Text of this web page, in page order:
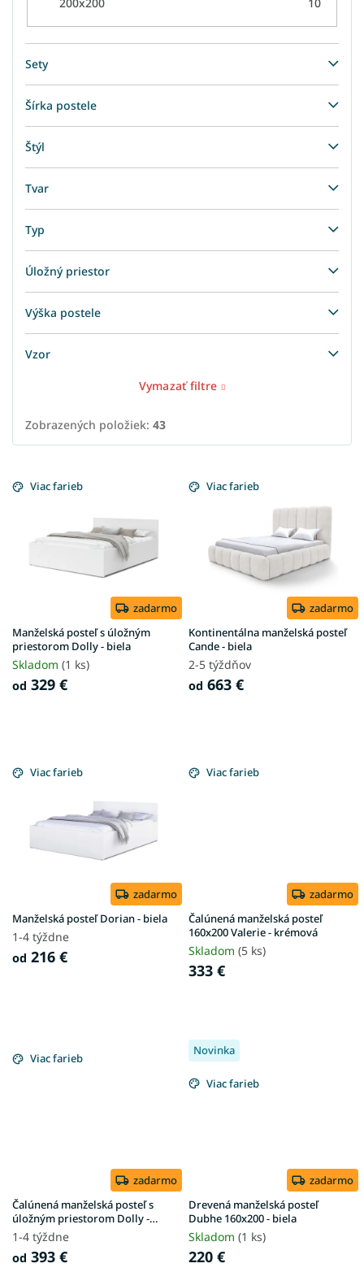
Sety
Šírka postele
Štýl
Tvar
Typ
Úložný priestor
Výška postele
Vzor
Vymazať filtre
Zobrazených položiek: 43
ý
u
k
t
o
Viac farieb
zadarmo
Manželská posteľ s úložným
priestorom Dolly - biela
Skladom (1 ks)
od 329 €
Viac farieb
zadarmo
Kontinentálna manželská posteľ
Cande - biela
2-5 týždňov
od 663 €
Viac farieb
zadarmo
Manželská posteľ Dorian - biela
1-4 týždne
od 216 €
Viac farieb
zadarmo
Čalúnená manželská posteľ
160x200 Valerie - krémová
Skladom (5 ks)
333 €
Viac farieb
zadarmo
Čalúnená manželská posteľ s
úložným priestorom Dolly -
biela/grafit
1-4 týždne
od 393 €
Novinka
Viac farieb
zadarmo
Drevená manželská posteľ
Dubhe 160x200 - biela
Skladom (1 ks)
220 €